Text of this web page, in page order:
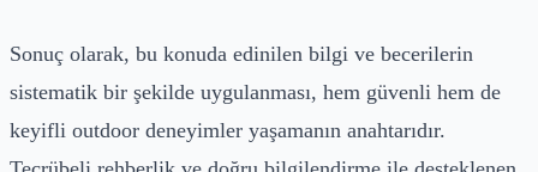
Sonuç olarak, bu konuda edinilen bilgi ve becerilerin
sistematik bir şekilde uygulanması, hem güvenli hem de
keyifli outdoor deneyimler yaşamanın anahtarıdır.